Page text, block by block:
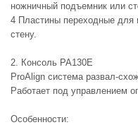
ножничный подъемник или
4 Пластины переходные для
стену.
2. Консоль PA130E
ProAlign система развал-
Работает под управлением
Особенности: